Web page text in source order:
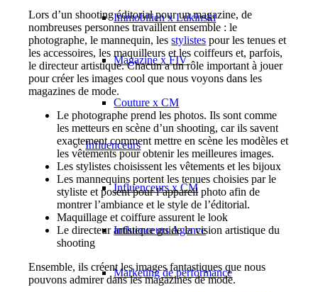
Immobilien x Lukinski
Magazine x FIV
Couture x CM
Influenceurs
Influenceurs x CM
Influenceurs Agence
Marketing de performance
Lors d’un shooting éditorial pour un magazine, de
nombreuses personnes travaillent ensemble : le
photographe, le mannequin, lesstylistes pour les tenues et
les accessoires, les maquilleurs et les coiffeurs et, parfois,
le directeur artistique. Chacun a un rôle important à jouer
pour créer les images cool que nous voyons dans les
magazines de mode.
Le photographe prend les photos. Ils sont comme
les metteurs en scène d’un shooting, car ils savent
exactement comment mettre en scène les modèles et
les vêtements pour obtenir les meilleures images.
Les stylistes choisissent les vêtements et les bijoux
Les mannequins portent les tenues choisies par le
styliste et posent pour l’appareil photo afin de
montrer l’ambiance et le style de l’éditorial.
Maquillage et coiffure assurent le look
Le directeur artistique guide la vision artistique du
shooting
Ensemble, ils créent les images fantastiques que nous
pouvons admirer dans les magazines de mode.